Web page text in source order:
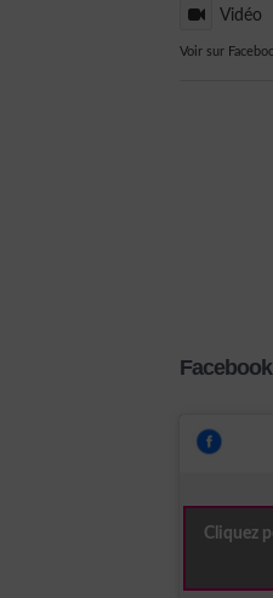
Vidéo
Voir sur
Facebook
Cliquez